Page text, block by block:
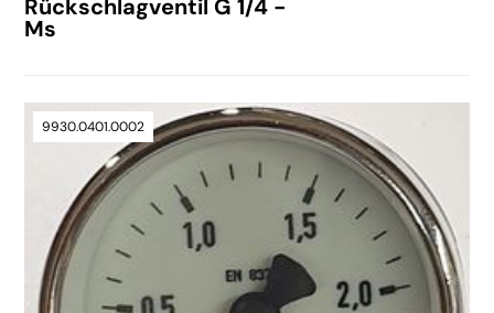
Rückschlagventil G 1/4 -
Ms
9930.0401.0002